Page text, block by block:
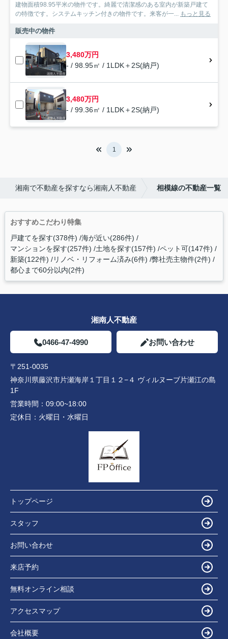
建物面積98.95平米の物件です。綺麗で清潔感のある室内が新築戸建て
の特徴です。システムキッチン付きの物件です。来客が一... もっと見る
販売中の物件
3,480万円
- / 98.95㎡ / 1LDK＋2S(納戸)
3,480万円
- / 99.36㎡ / 1LDK＋2S(納戸)
1
湘南で不動産を探すなら湘南人不動産 相模線の不動産一覧
おすすめこだわり特集
戸建てを探す(378件) 海が近い(286件)
マンションを探す(257件) 土地を探す(157件) ペット可(147件)
新築(122件) リノベ・リフォーム済み(6件) 弊社売主物件(2件)
都心まで60分以内(2件)
湘南人不動産
0466-47-4990 お問い合わせ
〒251-0035
神奈川県藤沢市片瀬海岸１丁目１２−４ ヴィルヌーブ片瀬江の島
1F
営業時間： 09:00~18:00
定休日： 火曜日・水曜日
トップページ
スタッフ
お問い合わせ
来店予約
無料オンライン相談
アクセスマップ
会社概要